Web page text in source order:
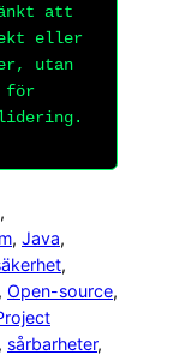
att
eller
utan
för
, Java
, Open-source
sårbarheter